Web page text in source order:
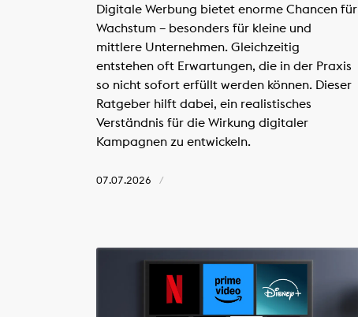
Digitale Werbung bietet enorme Chancen für
Wachstum – besonders für kleine und
mittlere Unternehmen. Gleichzeitig
entstehen oft Erwartungen, die in der Praxis
so nicht sofort erfüllt werden können. Dieser
Ratgeber hilft dabei, ein realistisches
Verständnis für die Wirkung digitaler
Kampagnen zu entwickeln.
07.07.2026 /